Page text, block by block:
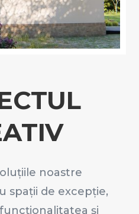
noastre
spații de excepție,
și